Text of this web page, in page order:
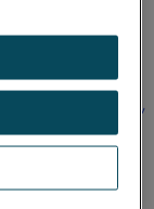
にはここをクリッ